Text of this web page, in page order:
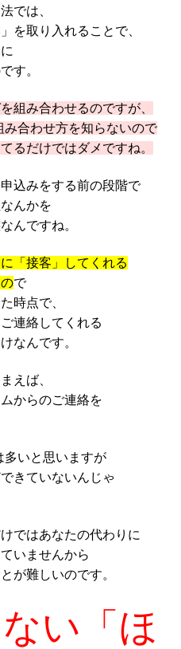
では、
を取り入れることで、
す。
組み合わせるのですが、
合わせ方を知らないので
るだけではダメですね。
込みをする前の段階で
んかを
んですね。
「接客」してくれる
で
時点で、
連絡してくれる
なんです。
えば、
からのご連絡を
多いと思いますが
きていないんじゃ
ではあなたの代わりに
いませんから
が難しいのです。
い「ほ